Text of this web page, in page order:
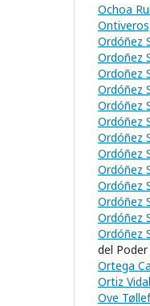
Ochoa
Ordóñez
Ordoñez
Ordoñez
Ordóñez
Ordóñez
Ordóñez
Ordóñez
Ordóñez
Ordóñez
Ordóñez
Ordóñez
Ordóñez
Ordóñez
del Poder
Ortega
Ortiz
Ove